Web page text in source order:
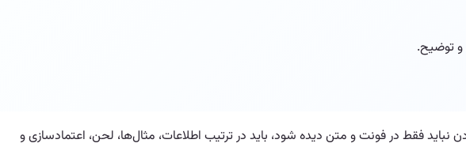
توضیح.
نباید فقط در فونت و متن دیده شود، باید در ترتیب اطلاعات، مثال‌ها، لحن، اعتمادسازی و